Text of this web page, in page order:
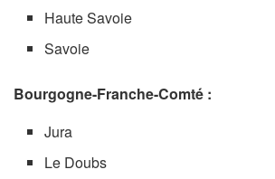
Haute Savoie
Savoie
Bourgogne-Franche-Comté :
Jura
Le Doubs